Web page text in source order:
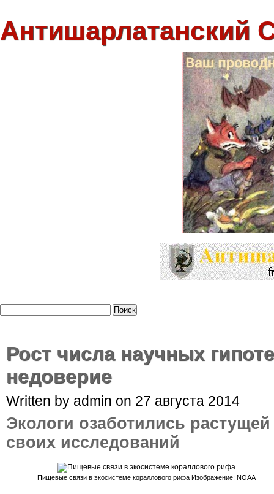
Антишарлатанский
Рост числа научных
недоверие
Written by admin on 27 августа 2014
Экологи озаботились
своих исследований
Пищевые связи в экосистеме кораллового рифа Изображение: NOAA